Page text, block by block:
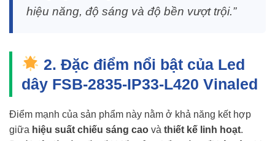
hiệu năng, độ sáng và độ bền vượt trội.”
2. Đặc điểm nổi bật của Led
dây FSB-2835-IP33-L420 Vinaled
Điểm mạnh của sản phẩm này nằm ở khả năng kết hợp
giữa hiệu suất chiếu sáng cao và thiết kế linh hoạt.